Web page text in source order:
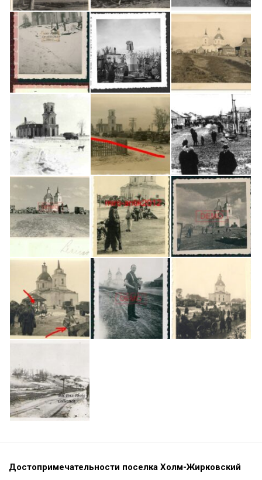
Достопримечательности поселка Холм-Жирковский